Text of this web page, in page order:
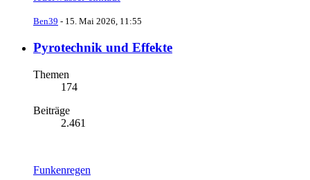
Ben39 - 15. Mai 2026, 11:55
Pyrotechnik und Effekte
Themen
174
Beiträge
2.461
Funkenregen